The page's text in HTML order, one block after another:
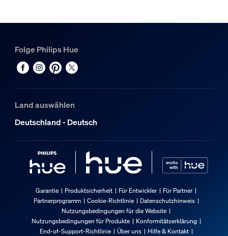
Folge Philips Hue
Land auswählen
Deutschland - Deutsch
Garantie Produktsicherheit Für Entwickler
Für Partner
Partnerprogramm
Cookie-Richtlinie
Datenschutzhinweis
Nutzungsbedingungen für die Website
Nutzungsbedingungen für Produkte
Konformitätserklärung
End-of-Support-Richtlinie
Über uns Hilfe & Kontakt